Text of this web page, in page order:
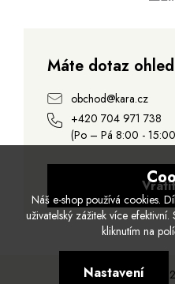
Máte dotaz
obchod@kara.cz
+420 704 971 738
(Po – Pá 8:00 -
©
Náš e-shop používá cookies.
uživatelský zážitek více
kliknutím na
Nastavení